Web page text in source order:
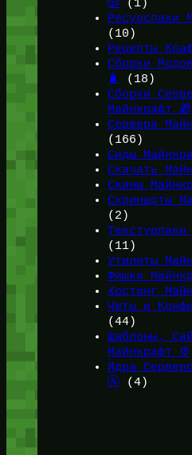
🎲 (1)
Ресурспаки
(10)
Рецепты
Сборки
🧳
(18)
Сборки
Майнкрафт 🎁
Сервера
(166)
Сиды
Скачать
Скины
Скриншоты
(2)
(11)
Утилиты
Фишки
Хостинг
Читы и
(44)
Шаблоны,
Майнкрафт ⚙️
Ядра
🚰(4)